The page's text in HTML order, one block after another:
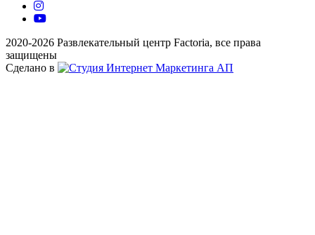
2020-2026 Развлекательный центр Factoria, все права
защищены
Сделано в